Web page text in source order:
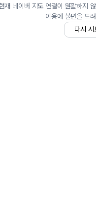
재 네이버 지도 연결이 원활하지
이용에 불편을 드
다시 시